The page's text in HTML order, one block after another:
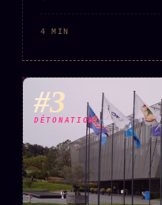
4 MIN
#3
DÉTONATION